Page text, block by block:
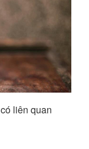
liên quan